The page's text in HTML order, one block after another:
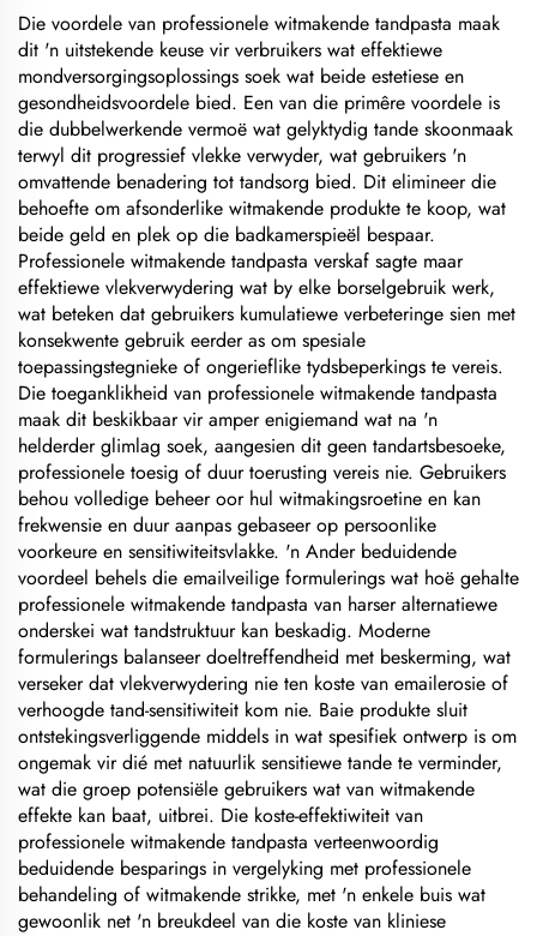
Die voordele van professionele witmakende tandpasta maak
dit 'n uitstekende keuse vir verbruikers wat effektiewe
mondversorgingsoplossings soek wat beide estetiese en
gesondheidsvoordele bied. Een van die primêre voordele is
die dubbelwerkende vermoë wat gelyktydig tande skoonmaak
terwyl dit progressief vlekke verwyder, wat gebruikers 'n
omvattende benadering tot tandsorg bied. Dit elimineer die
behoefte om afsonderlike witmakende produkte te koop, wat
beide geld en plek op die badkamerspieël bespaar.
Professionele witmakende tandpasta verskaf sagte maar
effektiewe vlekverwydering wat by elke borselgebruik werk,
wat beteken dat gebruikers kumulatiewe verbeteringe sien met
konsekwente gebruik eerder as om spesiale
toepassingstegnieke of ongerieflike tydsbeperkings te vereis.
Die toeganklikheid van professionele witmakende tandpasta
maak dit beskikbaar vir amper enigiemand wat na 'n
helderder glimlag soek, aangesien dit geen tandartsbesoeke,
professionele toesig of duur toerusting vereis nie. Gebruikers
behou volledige beheer oor hul witmakingsroetine en kan
frekwensie en duur aanpas gebaseer op persoonlike
voorkeure en sensitiwiteitsvlakke. 'n Ander beduidende
voordeel behels die emailveilige formulerings wat hoë gehalte
professionele witmakende tandpasta van harser alternatiewe
onderskei wat tandstruktuur kan beskadig. Moderne
formulerings balanseer doeltreffendheid met beskerming, wat
verseker dat vlekverwydering nie ten koste van emailerosie of
verhoogde tand-sensitiwiteit kom nie. Baie produkte sluit
ontstekingsverliggende middels in wat spesifiek ontwerp is om
ongemak vir dié met natuurlik sensitiewe tande te verminder,
wat die groep potensiële gebruikers wat van witmakende
effekte kan baat, uitbrei. Die koste-effektiwiteit van
professionele witmakende tandpasta verteenwoordig
beduidende besparings in vergelyking met professionele
behandeling of witmakende strikke, met 'n enkele buis wat
gewoonlik net 'n breukdeel van die koste van kliniese